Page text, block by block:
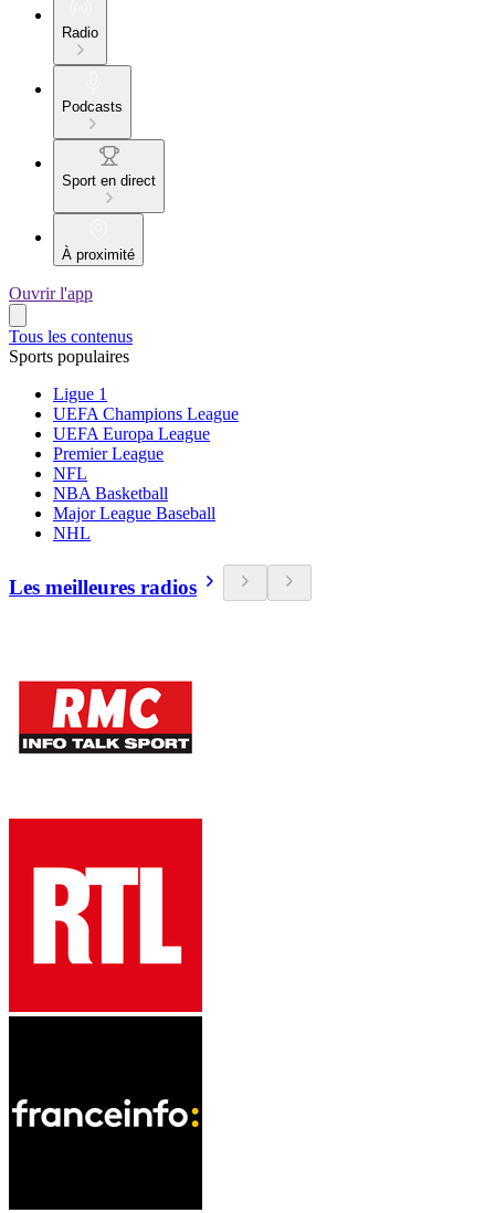
Radio
Podcasts
Sport en direct
À proximité
Ouvrir l'app
Tous les contenus
Sports populaires
Ligue 1
UEFA Champions League
UEFA Europa League
Premier League
NFL
NBA Basketball
Major League Baseball
NHL
Les meilleures radios